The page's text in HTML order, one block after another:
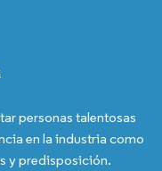
personas talentosas
en la industria como
y predisposición.